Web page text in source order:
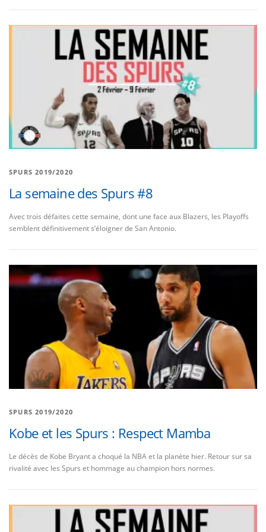
SPURS 2019/2020
La semaine des Spurs #8
Avec trois défaites cette semaine, dont une face aux Blazers, les Playoffs
semblent définitivement s’éloigner de San Antonio.
SPURS 2019/2020
Kobe et les Spurs : Respect Mamba
Le décès de Kobe Bryant a choqué la NBA et la planète hier. Retour sur sa
rivalité avec les Spurs et hommage au champion hors normes.